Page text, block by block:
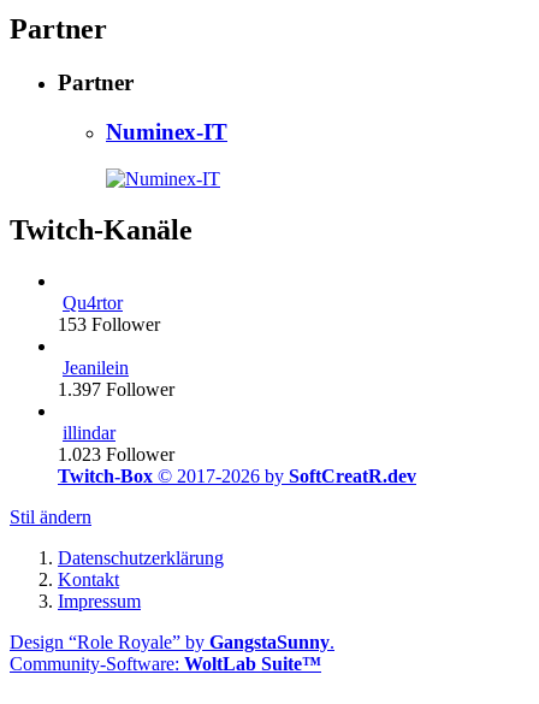
Partner
Partner
Numinex-IT
Twitch-Kanäle
Qu4rtor
153 Follower
Jeanilein
1.397 Follower
illindar
1.023 Follower
Twitch-Box © 2017-2026 by SoftCreatR.dev
Stil ändern
Datenschutzerklärung
Kontakt
Impressum
Design “Role Royale” by GangstaSunny.
Community-Software: WoltLab Suite™